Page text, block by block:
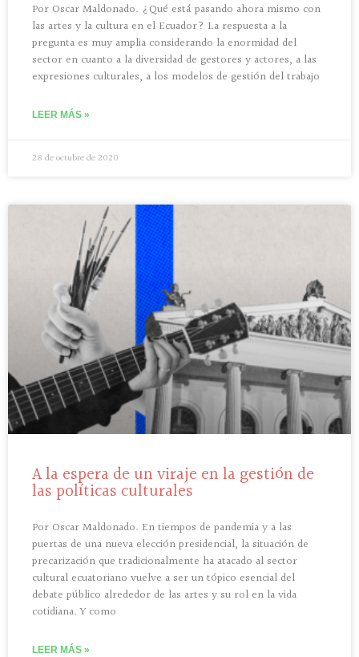
Por Oscar Maldonado. ¿Qué está pasando ahora mismo con
las artes y la cultura en el Ecuador? La respuesta a la
pregunta es muy amplia considerando la enormidad del
sector en cuanto a la diversidad de gestores y actores, a las
expresiones culturales, a los modelos de gestión del trabajo
LEER MÁS »
28 de octubre de 2020
A la espera de un viraje en la gestión de
las políticas culturales
Por Oscar Maldonado. En tiempos de pandemia y a las
puertas de una nueva elección presidencial, la situación de
precarización que tradicionalmente ha atacado al sector
cultural ecuatoriano vuelve a ser un tópico esencial del
debate público alrededor de las artes y su rol en la vida
cotidiana. Y como
LEER MÁS »